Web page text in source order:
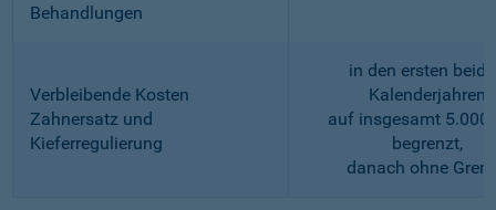
Behandlungen
Verbleibende Kosten
Zahnersatz und
Kieferregulierung
in den ersten
Kalenderjahren
auf insgesamt 5.000
begrenzt,
danach ohne